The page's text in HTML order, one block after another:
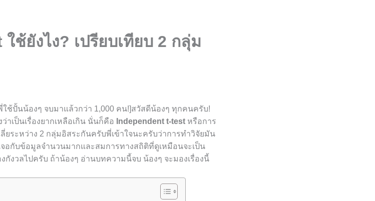
ช้ยังไง? เปรียบเทียบ 2 กลุ่ม
ใช้ปั้นน้องๆ จบมาแล้วกว่า 1,000 คน!]สวัสดีน้องๆ ทุกคนครับ!
าเป็นเรื่องยากเหลือเกิน นั่นก็คือ Independent t-test หรือการ
ยระหว่าง 2 กลุ่มอิสระกันครับพี่เข้าใจนะครับว่าการทำวิจัยมัน
เจอกับข้อมูลจำนวนมากและสมการทางสถิติที่ดูเหมือนจะเป็น
งวลไปครับ ถ้าน้องๆ อ่านบทความนี้จบ น้องๆ จะมองเรื่องนี้